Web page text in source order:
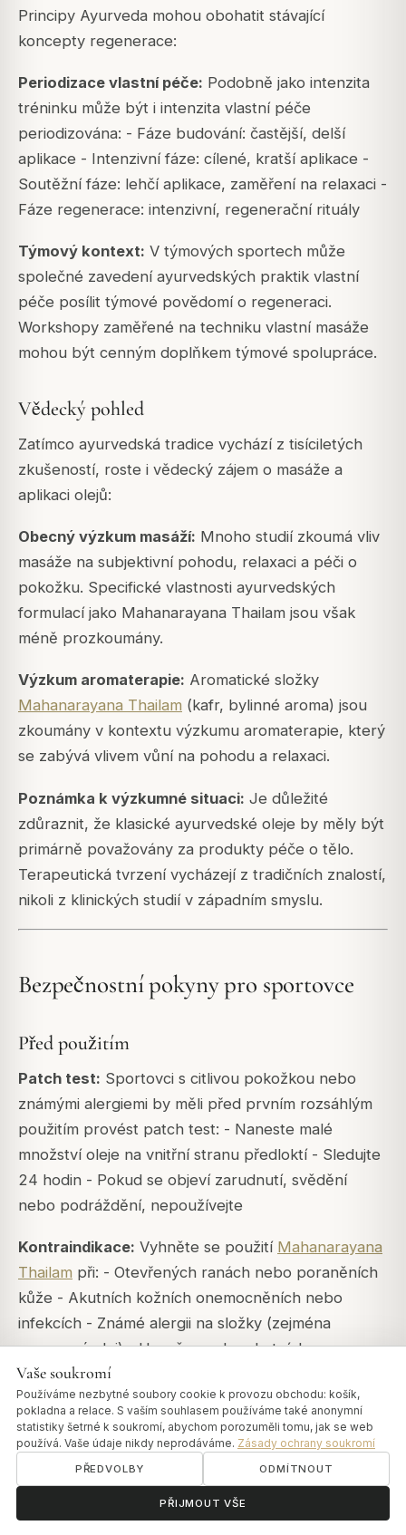
Principy Ayurveda mohou obohatit stávající
koncepty regenerace:
Periodizace vlastní péče: Podobně jako intenzita
tréninku může být i intenzita vlastní péče
periodizována: - Fáze budování: častější, delší
aplikace - Intenzivní fáze: cílené, kratší aplikace -
Soutěžní fáze: lehčí aplikace, zaměření na relaxaci -
Fáze regenerace: intenzivní, regenerační rituály
Týmový kontext: V týmových sportech může
společné zavedení ayurvedských praktik vlastní
péče posílit týmové povědomí o regeneraci.
Workshopy zaměřené na techniku vlastní masáže
mohou být cenným doplňkem týmové spolupráce.
Vědecký pohled
Zatímco ayurvedská tradice vychází z tisíciletých
zkušeností, roste i vědecký zájem o masáže a
aplikaci olejů:
Obecný výzkum masáží: Mnoho studií zkoumá vliv
masáže na subjektivní pohodu, relaxaci a péči o
pokožku. Specifické vlastnosti ayurvedských
formulací jako Mahanarayana Thailam jsou však
méně prozkoumány.
Výzkum aromaterapie: Aromatické složky
Mahanarayana Thailam (kafr, bylinné aroma) jsou
zkoumány v kontextu výzkumu aromaterapie, který
se zabývá vlivem vůní na pohodu a relaxaci.
Poznámka k výzkumné situaci: Je důležité
zdůraznit, že klasické ayurvedské oleje by měly být
primárně považovány za produkty péče o tělo.
Terapeutická tvrzení vycházejí z tradičních znalostí,
nikoli z klinických studií v západním smyslu.
Bezpečnostní pokyny pro sportovce
Před použitím
Patch test: Sportovci s citlivou pokožkou nebo
známými alergiemi by měli před prvním rozsáhlým
použitím provést patch test: - Naneste malé
množství oleje na vnitřní stranu předloktí - Sledujte
24 hodin - Pokud se objeví zarudnutí, svědění
nebo podráždění, nepoužívejte
Kontraindikace: Vyhněte se použití Mahanarayana
Thailam při: - Otevřených ranách nebo poraněních
kůže - Akutních kožních onemocněních nebo
infekcích - Známé alergii na složky (zejména
sezamový olej) - Horečce nebo akutních
onemocněních
Při poraněních: Mahanarayana Thailamje produkt
pro péči o tělo a nenahrazuje léčbu. Při
sportovních úrazech by měl být vždy nejprve
konzultován lékař nebo fyzioterapeut.
ॐ
Vaše soukromí
Používáme nezbytné soubory cookie k provozu obchodu: košík,
pokladna a relace. S vaším souhlasem používáme také anonymní
statistiky šetrné k soukromí, abychom porozuměli tomu, jak se web
používá. Vaše údaje nikdy neprodáváme. Zásady ochrany soukromí
PŘEDVOLBY ODMÍTNOUT
PŘIJMOUT VŠE